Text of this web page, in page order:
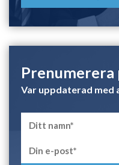
Prenumerera
Var uppdaterad med